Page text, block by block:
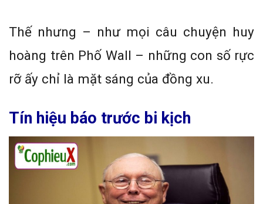
Thế nhưng – như mọi câu chuyện huy
hoàng trên Phố Wall – những con số rực
rỡ ấy chỉ là mặt sáng của đồng xu.
Tín hiệu báo trước bi kịch